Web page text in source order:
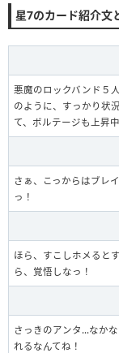
星7のカード紹介文
悪魔のロックバンド５
のように、すっかり状
て、ボルテージも上昇
さぁ、こっからはブレ
っ！
ほら、すこしホメると
ら、覚悟しなっ！
さっきのアンタ…なか
れるなんてね！